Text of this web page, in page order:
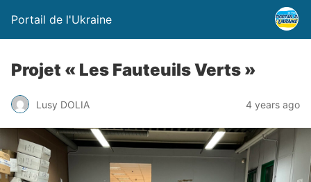
Portail de l'Ukraine
Projet « Les Fauteuils Verts »
Lusy DOLIA 4 years ago